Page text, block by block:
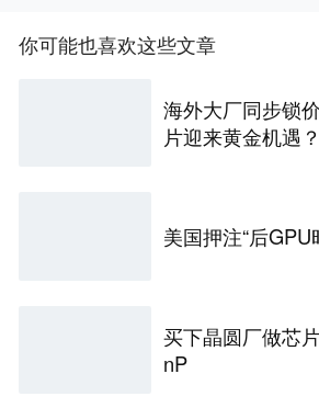
你可能也喜欢这些文章
海外大厂同步锁
片迎来黄金机遇？
美国押注“后GPU
买下晶圆厂做芯
nP